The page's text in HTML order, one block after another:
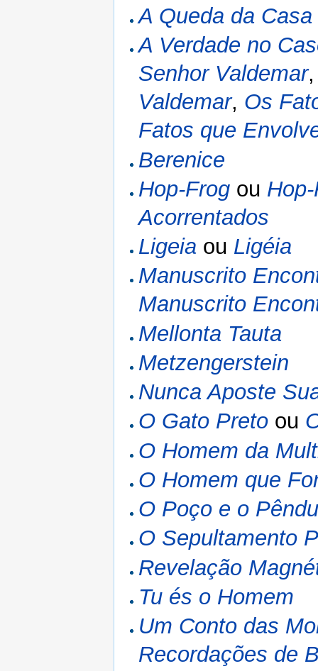
A Queda da
A Verdade no
Senhor Valdemar
Valdemar, Os
Fatos que
Berenice
Hop-Frog ou
Acorrentados
Ligeia ou Ligéia
Manuscrito
Manuscrito
Mellonta Tauta
Metzengerstein
Nunca Aposte
O Gato Preto ou
O Homem da
O Homem que
O Poço e o
O Sepultamento
Revelação
Tu és o Homem
Um Conto das
Recordações de